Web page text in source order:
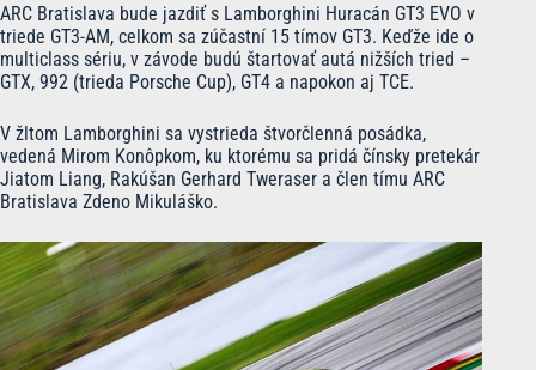
ARC Bratislava bude jazdiť s Lamborghini Huracán GT3 EVO v
triede GT3-AM, celkom sa zúčastní 15 tímov GT3. Keďže ide o
multiclass sériu, v závode budú štartovať autá nižších tried –
GTX, 992 (trieda Porsche Cup), GT4 a napokon aj TCE.
V žltom Lamborghini sa vystrieda štvorčlenná posádka,
vedená Mirom Konôpkom, ku ktorému sa pridá čínsky pretekár
Jiatom Liang, Rakúšan Gerhard Tweraser a člen tímu ARC
Bratislava Zdeno Mikuláško.